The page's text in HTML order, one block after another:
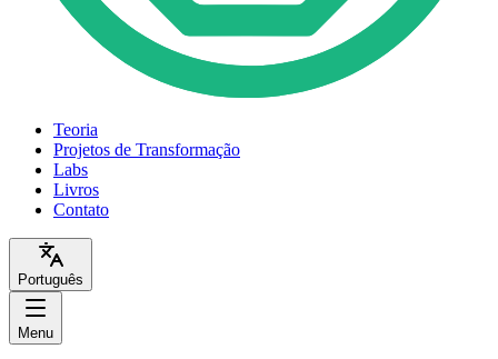
Teoria
Projetos de Transformação
Labs
Livros
Contato
Português
Menu